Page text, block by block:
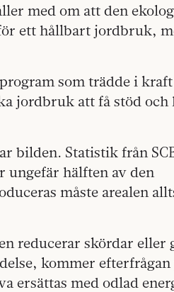
med om att den
ett hållbart jordbruk,
som trädde i
jordbruk att få stöd och
bilden. Statistik från
ungefär hälften av den
måste arealen
reducerar skördar eller
kommer efterfrågan
ersättas med odlad